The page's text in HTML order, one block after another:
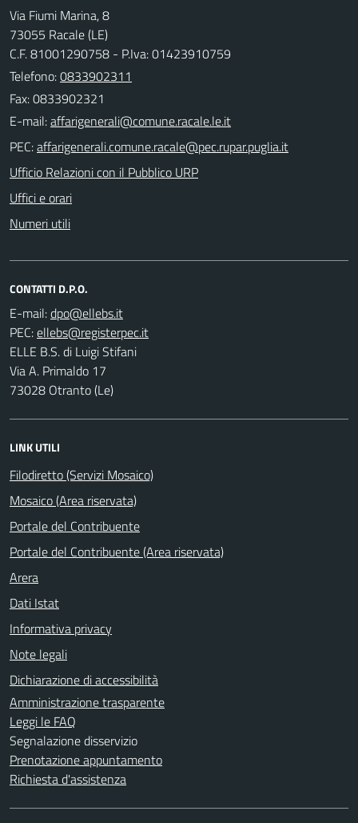
Via Fiumi Marina, 8
73055 Racale (LE)
C.F. 81001290758 - P.Iva: 01423910759
Telefono:0833902311
Fax: 0833902321
E-mail:
PEC:
Ufficio Relazioni con il Pubblico URP
Uffici e orari
Numeri utili
CONTATTI D.P.O.
E-mail:
PEC:
ELLE B.S. di Luigi Stifani
Via A. Primaldo 17
73028 Otranto (Le)
LINK UTILI
Filodiretto (Servizi Mosaico)
Mosaico (Area riservata)
Portale del Contribuente
Portale del Contribuente (Area riservata)
Arera
Dati Istat
Informativa privacy
Note legali
Dichiarazione di accessibilità
Amministrazione trasparente
Leggi le FAQ
Segnalazione disservizio
Prenotazione appuntamento
Richiesta d'assistenza